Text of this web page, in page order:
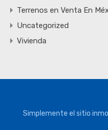
Terrenos en Venta En
Uncategorized
Vivienda
Simplemente el sitio